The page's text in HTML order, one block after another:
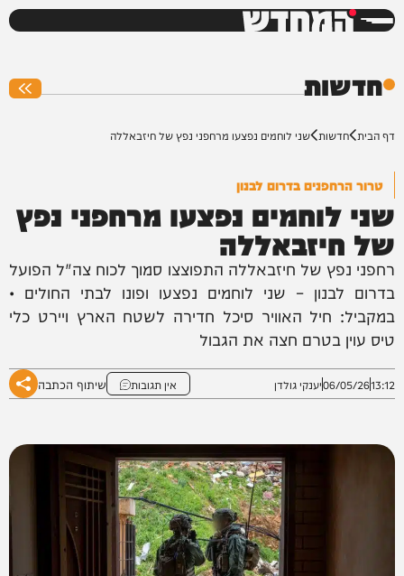
המחדש
חדשות
דף הבית חדשות שני לוחמים נפצעו מרחפני נפץ של חיזבאללה
טרור הרחפנים בדרום לבנון
שני לוחמים נפצעו מרחפני נפץ
של חיזבאללה
רחפני נפץ של חיזבאללה התפוצצו סמוך לכוח צה"ל הפועל
בדרום לבנון – שני לוחמים נפצעו ופונו לבתי החולים •
במקביל: חיל האוויר סיכל חדירה לשטח הארץ ויירט כלי
טיס עוין בטרם חצה את הגבול
13:12
06/05/26יענקי גולדן אין תגובות שיתוף הכתבה